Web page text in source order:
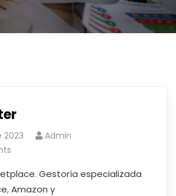
2023
Admin
Gestoría especializada
Amazon y